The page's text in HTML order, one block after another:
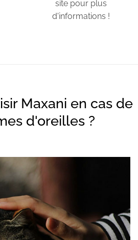
site pour plus
d'informations !
Maxani en cas de
d'oreilles ?